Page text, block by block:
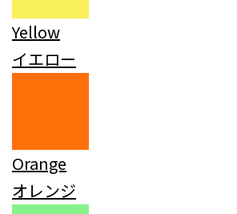
Yellow
イエロー
Orange
オレンジ